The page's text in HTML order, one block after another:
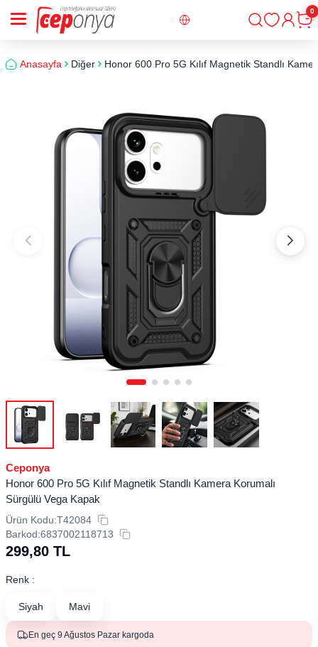
Giriş
0
Anasayfa Diğer Honor 600 Pro 5G Kılıf Magnetik Standlı
Ceponya
Honor 600 Pro 5G Kılıf Magnetik Standlı Kamera Korumalı
Sürgülü Vega Kapak
Ürün Kodu:T42084
Barkod:6837002118713
299,80 TL
Renk :
Siyah Mavi
En geç 9 Ağustos Pazar kargoda